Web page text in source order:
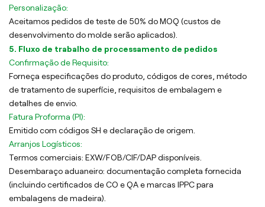
Personalização:
Aceitamos pedidos de teste de 50% do MOQ (custos de
desenvolvimento do molde serão aplicados).
5. Fluxo de trabalho de processamento de pedidos
Confirmação de Requisito:
Forneça especificações do produto, códigos de cores, método
de tratamento de superfície, requisitos de embalagem e
detalhes de envio.
Fatura Proforma (PI):
Emitido com códigos SH e declaração de origem.
Arranjos Logísticos:
Termos comerciais: EXW/FOB/CIF/DAP disponíveis.
Desembaraço aduaneiro: documentação completa fornecida
(incluindo certificados de CO e QA e marcas IPPC para
embalagens de madeira).